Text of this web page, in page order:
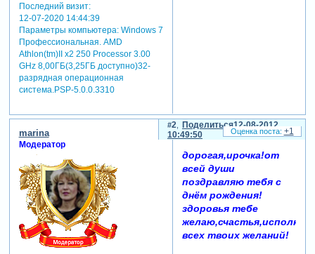
Последний визит:
12-07-2020 14:44:39
Параметры компьютера:Windows 7
Профессиональная. AMD
Athlon(tm)II x2 250 Processor 3.00
GHz 8,00ГБ(3,25ГБ доступно)32-
разрядная операционная
система.PSP-5.0.0.3310
Поделиться
2
12-08-2012
10:49:50
marina
Модератор
дорогая,ирочка!от
всей души
поздравляю тебя с
днём рождения!
здоровья тебе
всех твоих желаний!
+1